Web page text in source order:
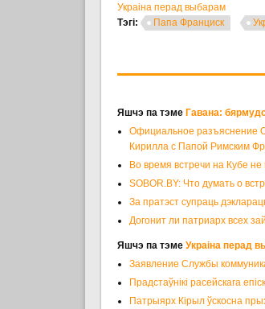
Украіна перад выбарам
Тэгі:
Папа Франциск
Яшчэ па тэме Гавана:
Официальное разъяснение
Кирилла с Папой Римским
Во время встречи на Кубе
SOBOR.BY: Что думать о
За пратэст супраць
Догонит ли патриарх всех
Яшчэ па тэме Украіна перад
Заявление Службы
Прадстаўнікі расейскага
Патрыярх Кірыл ўскосна